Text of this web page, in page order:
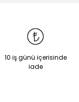
10 iş günü içerisinde
iade